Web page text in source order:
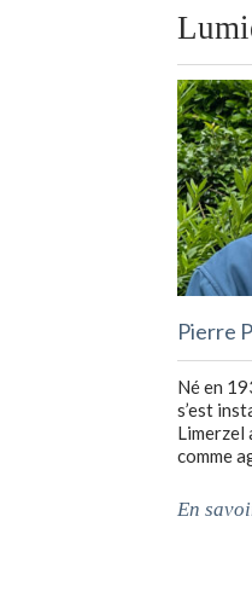
Pierre
Né en
s’est
Limerzel
comme
En